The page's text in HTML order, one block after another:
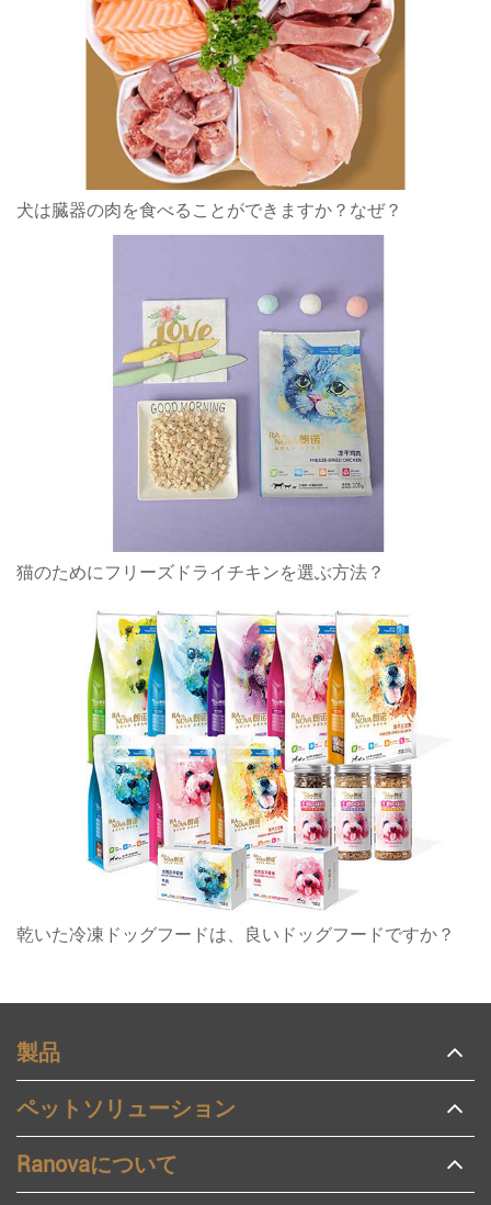
犬は臓器の肉を食べることができますか？なぜ？
猫のためにフリーズドライチキンを選ぶ方法？
乾いた冷凍ドッグフードは、良いドッグフードですか？
製品
ペットソリューション
Ranovaについて